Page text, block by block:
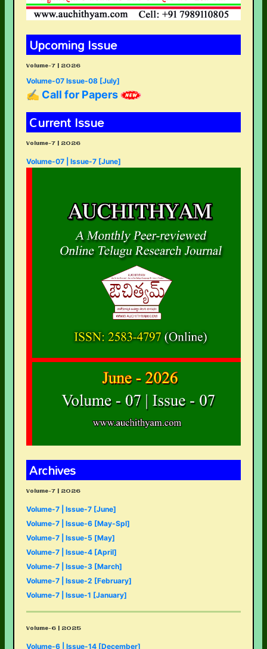
Upcoming Issue
Volume-7 | 2026
Volume-07 Issue-08 [July]
✍ Call for Papers
Current Issue
Volume-7 | 2026
Volume-07 | Issue-7 [June]
Archives
Volume-7 | 2026
Volume-7 | Issue-7 [June]
Volume-7 | Issue-6 [May-Spl]
Volume-7 | Issue-5 [May]
Volume-7 | Issue-4 [April]
Volume-7 | Issue-3 [March]
Volume-7 | Issue-2 [February]
Volume-7 | Issue-1 [January]
Volume-6 | 2025
Volume-6 | Issue-14 [December]